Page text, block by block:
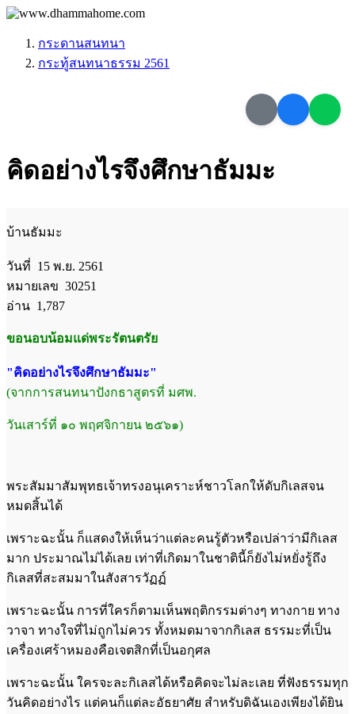
กระดานสนทนา
กระทู้สนทนาธรรม 2561
คิดอย่างไรจึงศึกษาธัมมะ
บ้านธัมมะ
วันที่ 15 พ.ย. 2561
หมายเลข 30251
อ่าน 1,787
ขอนอบน้อมแด่พระรัตนตรัย
"คิดอย่างไรจึงศึกษาธัมมะ"
(จากการสนทนาปังกธาสูตรที่ มศพ.
วันเสาร์ที่ ๑๐ พฤศจิกายน ๒๕๖๑)
พระสัมมาสัมพุทธเจ้าทรงอนุเคราะห์ชาวโลกให้ดับกิเลสจน
หมดสิ้นได้
เพราะฉะนั้น ก็แสดงให้เห็นว่าแต่ละคนรู้ตัวหรือเปล่าว่ามีกิเลส
มาก ประมาณไม่ได้เลย เท่าที่เกิดมาในชาตินี้ก็ยังไม่หยั่งรู้ถึง
กิเลสที่สะสมมาในสังสารวัฏฏ์
เพราะฉะนั้น การที่ใครก็ตามเห็นพฤติกรรมต่างๆ ทางกาย ทาง
วาจา ทางใจที่ไม่ถูกไม่ควร ทั้งหมดมาจากกิเลส ธรรมะที่เป็น
เครื่องเศร้าหมองคือเจตสิกที่เป็นอกุศล
เพราะฉะนั้น ใครจะละกิเลสได้หรือคิดจะไม่ละเลย ที่ฟังธรรมทุก
วันคิดอย่างไร แต่คนก็แต่ละอัธยาศัย สำหรับดิฉันเองเพียงได้ยิน